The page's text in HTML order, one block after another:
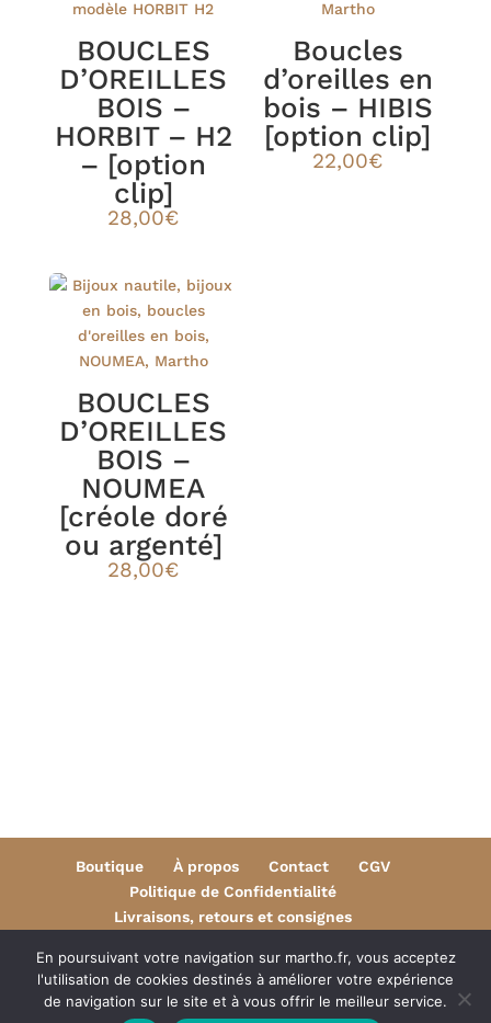
BOUCLES
D’OREILLES
BOIS –
HORBIT – H2
– [option
clip]
28,00€
Boucles
d’oreilles en
bois – HIBIS
[option clip]
22,00€
BOUCLES
D’OREILLES
BOIS –
NOUMEA
[créole doré
ou argenté]
28,00€
Boutique À propos Contact
CGV
Politique de Confidentialité
Livraisons, retours et consignes
En poursuivant votre navigation sur martho.fr, vous acceptez
l'utilisation de cookies destinés à améliorer votre expérience
de navigation sur le site et à vous offrir le meilleur service.